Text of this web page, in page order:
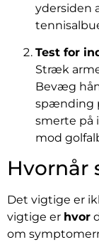
ydersiden
Test for
Stræk
Bevæg
spænding
smerte på
mod
Hvornår
Det vigtige er
vigtige er hvor
om